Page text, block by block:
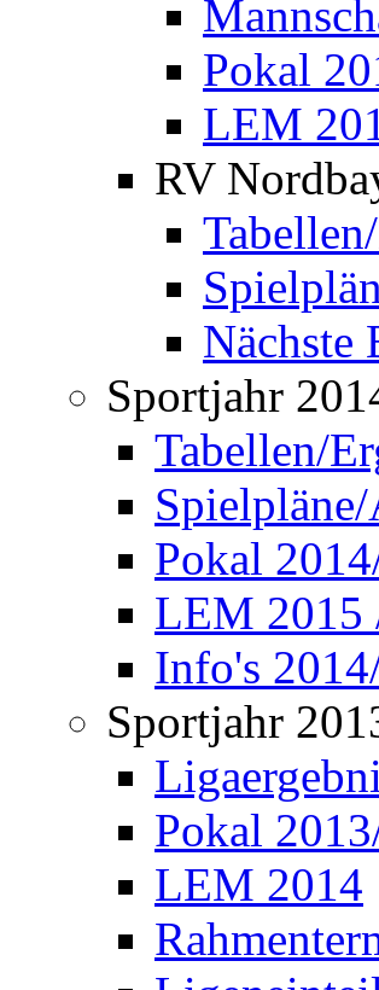
Pokal
LEM
RV
Nächste
Sportjahr
Tabellen/
Pokal
LEM 2015
Info's
Sportjahr
Pokal
LEM 2014